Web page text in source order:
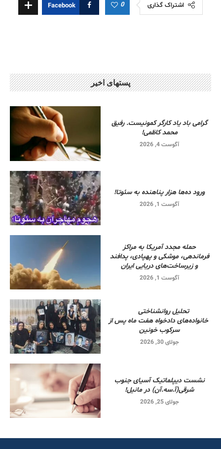
اشتراک گذاری 0
Facebook
پستهای اخیر
گرامی باد یاد کارگر کمونیست. رفیق
محمد کاظمی!
آگوست 4, 2026
ورود ده‌ها هزار پناهنده به سئوتا!
آگوست 1, 2026
حمله مجدد آمریکا به مراکز
فرماندهی، موشکی و پهپادی، پدافند
و زیرساخت‌های دریایی ایران
آگوست 1, 2026
تحلیل روانشناختی
خانواده‌های دادخواه هفت ماه پس از
سرکوب خونین
جولای 30, 2026
نشست دیپلماتیک آسیای جنوب
شرقی‌(آ.سه.آن) در مانیل!
جولای 25, 2026